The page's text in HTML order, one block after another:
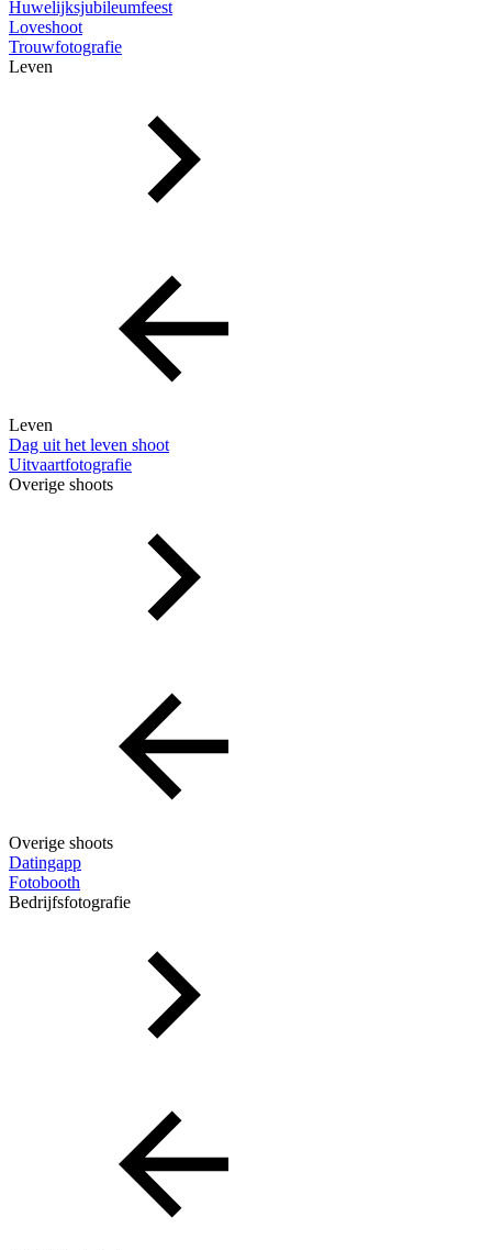
Huwelijksjubileumfeest
Loveshoot
Trouwfotografie
Leven
Leven
Dag uit het leven shoot
Uitvaartfotografie
Overige shoots
Overige shoots
Datingapp
Fotobooth
Bedrijfsfotografie